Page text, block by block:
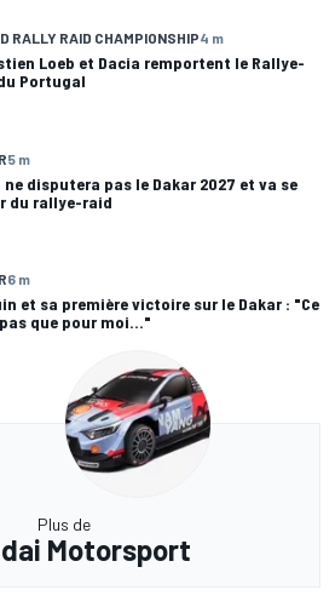
RALLY RAID CHAMPIONSHIP4 m
Loeb et Dacia remportent le Rallye-
Portugal
5 m
ne disputera pas le Dakar 2027 et va se
du rallye-raid
6 m
et sa première victoire sur le Dakar : "Ce
que pour moi..."
Plus de
Motorsport